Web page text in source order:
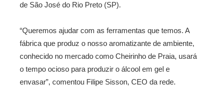
de São José do Rio Preto (SP).
“Queremos ajudar com as ferramentas que temos. A
fábrica que produz o nosso aromatizante de ambiente,
conhecido no mercado como Cheirinho de Praia, usará
o tempo ocioso para produzir o álcool em gel e
envasar”, comentou Filipe Sisson, CEO da rede.